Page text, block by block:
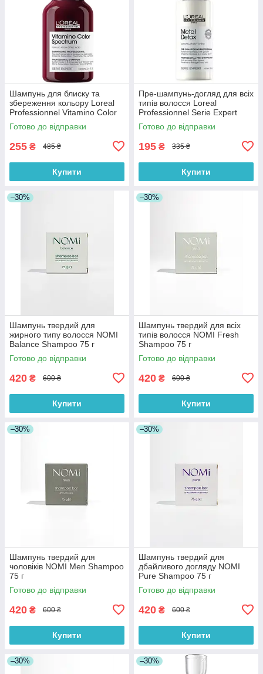
Шампунь для блиску та
збереження кольору Loreal
Professionnel Vitamino Color
Spectrum 100 мл
Готово до відправки
255 ₴ 485 ₴
Купити
Пре-шампунь-догляд для всіх
типів волосся Loreal
Professionnel Serie Expert
Metal Detox 45 мл
Готово до відправки
195 ₴ 335 ₴
Купити
–30%
Шампунь твердий для
жирного типу волосся NOMI
Balance Shampoo 75 г
Готово до відправки
420 ₴ 600 ₴
Купити
–30%
Шампунь твердий для всіх
типів волосся NOMI Fresh
Shampoo 75 г
Готово до відправки
420 ₴ 600 ₴
Купити
–30%
Шампунь твердий для
чоловіків NOMI Men Shampoo
75 г
Готово до відправки
420 ₴ 600 ₴
Купити
–30%
Шампунь твердий для
дбайливого догляду NOMI
Pure Shampoo 75 г
Готово до відправки
420 ₴ 600 ₴
Купити
–30% –30%